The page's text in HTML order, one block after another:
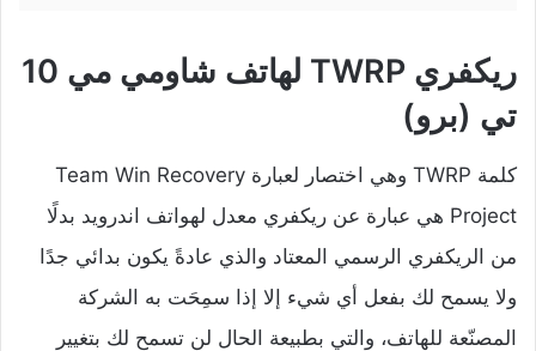
ريكفري TWRP لهاتف شاومي مي 10
تي (برو)
كلمة TWRP وهي اختصار لعبارة Team Win Recovery
Project هي عبارة عن ريكفري معدل لهواتف اندرويد بدلًا
من الريكفري الرسمي المعتاد والذي عادةً يكون بدائي جدًا
ولا يسمح لك بفعل أي شيء إلا إذا سمِحَت به الشركة
المصنّعة للهاتف، والتي بطبيعة الحال لن تسمح لك بتغيير